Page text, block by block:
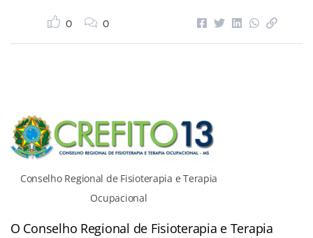
0 0
Conselho Regional de Fisioterapia e Terapia
Ocupacional
O Conselho Regional de Fisioterapia e Terapia